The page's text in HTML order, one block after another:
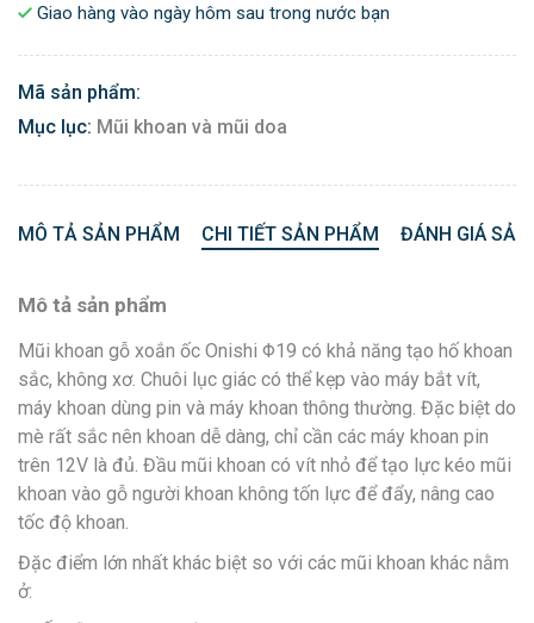
Giao hàng vào ngày hôm sau trong nước bạn
Mã sản phẩm:
Mục lục: Mũi khoan và mũi doa
MÔ TẢ SẢN PHẨM CHI TIẾT SẢN PHẨM ĐÁNH GIÁ
Mô tả sản phẩm
Mũi khoan gỗ xoắn ốc Onishi Φ19 có khả năng tạo hố khoan
sắc, không xơ. Chuôi lục giác có thể kẹp vào máy bắt vít,
máy khoan dùng pin và máy khoan thông thường. Đặc biệt do
mè rất sắc nên khoan dễ dàng, chỉ cần các máy khoan pin
trên 12V là đủ. Đầu mũi khoan có vít nhỏ để tạo lực kéo mũi
khoan vào gỗ người khoan không tốn lực để đẩy, nâng cao
tốc độ khoan.
Đặc điểm lớn nhất khác biệt so với các mũi khoan khác nằm
ở: